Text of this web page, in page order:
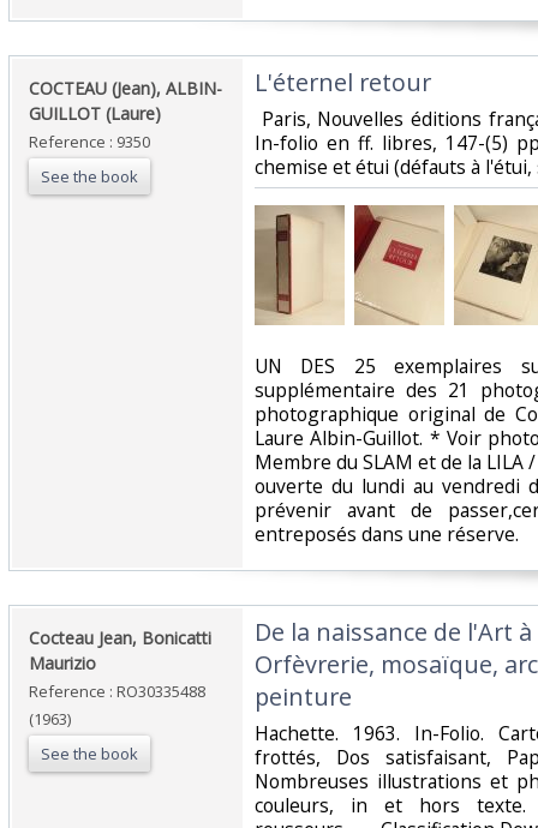
‎COCTEAU (Jean), ALBIN-
GUILLOT (Laure)‎
Reference : 9350
See the book
‎L'éternel retour‎
Paris, Nouvelles éditions
In-folio en ff. libres, 147-(5)
chemise et étui (défauts à
‎UN DES 25 exemplaires
supplémentaire des 21
photographique original de
Laure Albin-Guillot. * Voir
Membre du SLAM et de la
ouverte du lundi au vendredi
prévenir avant de
entreposés dans une réserve. ‎
‎Cocteau Jean, Bonicatti
Maurizio‎
Reference : RO30335488
(1963)
See the book
‎De la naissance de l'Art
Orfèvrerie, mosaïque,
peinture‎
‎Hachette. 1963. In-Folio.
frottés, Dos satisfaisant,
Nombreuses illustrations et
couleurs, in et hors texte.